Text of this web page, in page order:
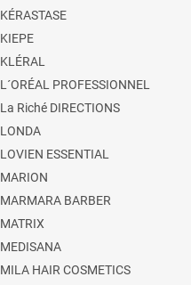
KÉRASTASE
KIEPE
KLÉRAL
L´ORÉAL PROFESSIONNEL
La Riché DIRECTIONS
LONDA
LOVIEN ESSENTIAL
MARION
MARMARA BARBER
MATRIX
MEDISANA
MILA HAIR COSMETICS